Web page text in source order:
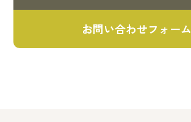
お問い合わせフォーム